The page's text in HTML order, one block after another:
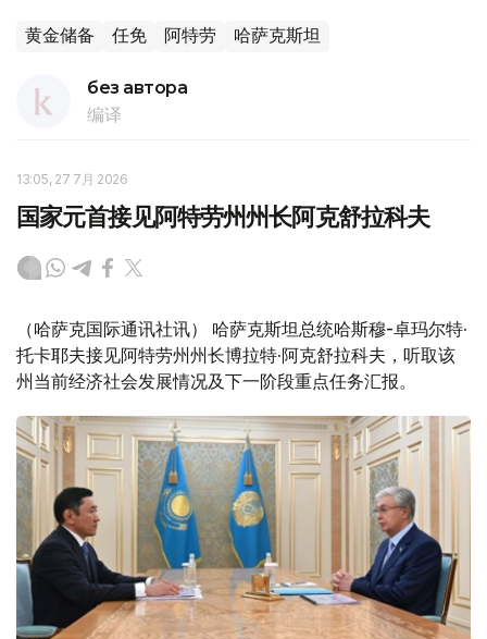
黄金储备 任免 阿特劳 哈萨克斯坦
без автора
编译
13:05, 27 7月 2026
国家元首接见阿特劳州州长阿克舒拉科夫
（哈萨克国际通讯社讯） 哈萨克斯坦总统哈斯穆-卓玛尔特·
托卡耶夫接见阿特劳州州长博拉特·阿克舒拉科夫，听取该
州当前经济社会发展情况及下一阶段重点任务汇报。